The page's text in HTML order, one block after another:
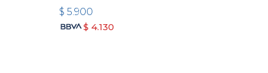
$ 5.900
$ 4.130